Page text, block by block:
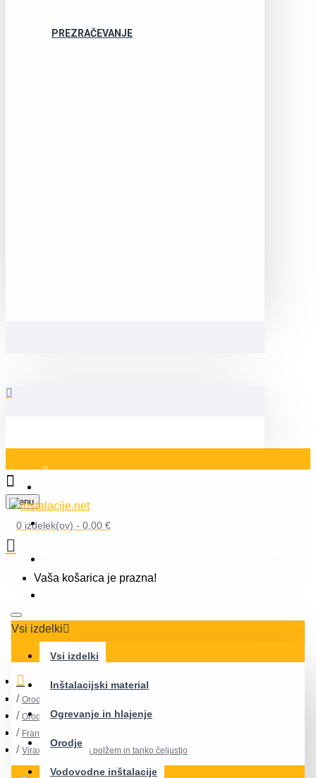
PREZRAČEVANJE
Blog
Menu
0 izdelek(ov) - 0,00 €
Vaša košarica je prazna!
Vsi izdelki
Vsi izdelki
Inštalacijski material
Ogrevanje in hlajenje
Orodje
Vodovodne inštalacije
Orodje
Orodja za pritegovanje
Francoski ključi
Virax 0170 Ključ s polžem in tanko čeljustjo